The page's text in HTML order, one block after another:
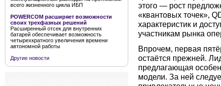
всего жизненного цикла ИБП
POWERCOM расширяет возможности
своих трехфазных решений
Расширенный отсек для внутренних
батарей обеспечивает возможность
четырехкратного увеличения времени
автономной работы
Другие новости
этого — рост
«квантовых точек»,
характеристик и
участникам рынка
Впрочем, первая
остаётся прежней.
предлагающая
модели. За ней